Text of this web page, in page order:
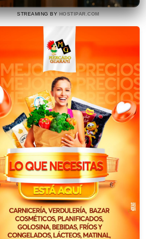
STREAMING BY HOSTIPAR.COM